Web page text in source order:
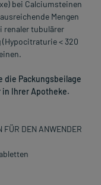
bei Calciumsteinen
Mengen
renaler tubulärer
< 320
die Packungsbeilage
in Ihrer Apotheke.
FÜR DEN ANWENDER